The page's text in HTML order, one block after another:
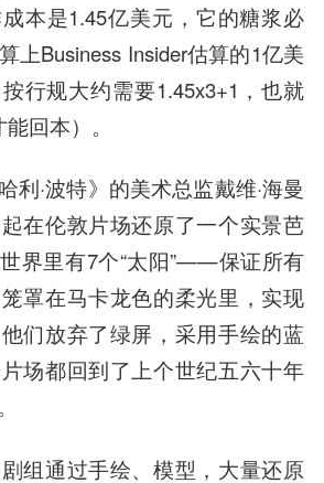
成本是1.45亿美元，它的糖浆必
上Business Insider估算的1亿美
行规大约需要1.45x3+1，也就
回本）。
利·波特》的美术总监戴维·海曼
在伦敦片场还原了一个实景芭
界里有7个“太阳”——保证所有
罩在马卡龙色的柔光里，实现
们放弃了绿屏，采用手绘的蓝
场都回到了上个世纪五六十年
组通过手绘、模型，大量还原